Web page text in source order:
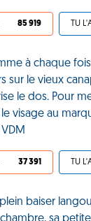
85 919
à chaque
sur le vieux
le dos. Pour
visage au
37 391
baiser